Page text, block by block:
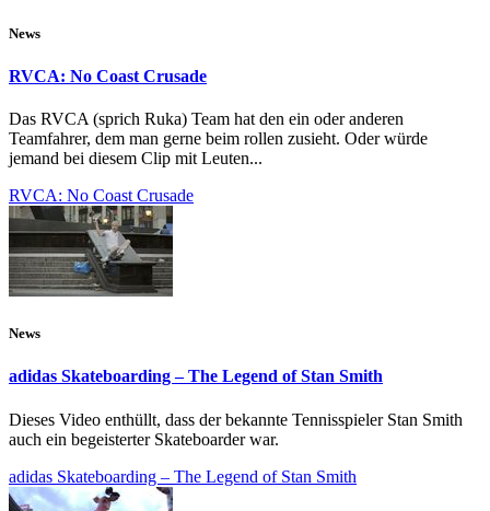
News
RVCA: No Coast Crusade
Das RVCA (sprich Ruka) Team hat den ein oder anderen
Teamfahrer, dem man gerne beim rollen zusieht. Oder würde
jemand bei diesem Clip mit Leuten...
RVCA: No Coast Crusade
News
adidas Skateboarding – The Legend of Stan Smith
Dieses Video enthüllt, dass der bekannte Tennisspieler Stan Smith
auch ein begeisterter Skateboarder war.
adidas Skateboarding – The Legend of Stan Smith